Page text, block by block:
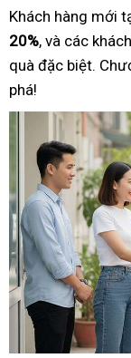
Khách hàng mới
20%, và các
quà đặc biệt.
phá!